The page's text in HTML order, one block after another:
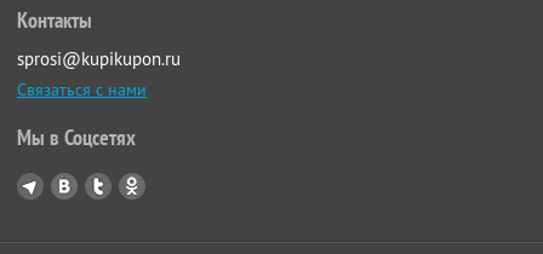
Контакты
sprosi@kupikupon.ru
Связаться с нами
Мы в Соцсетях